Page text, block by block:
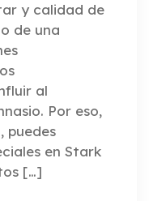
y calidad de
de una
al
Por eso,
puedes
en Stark
[…]